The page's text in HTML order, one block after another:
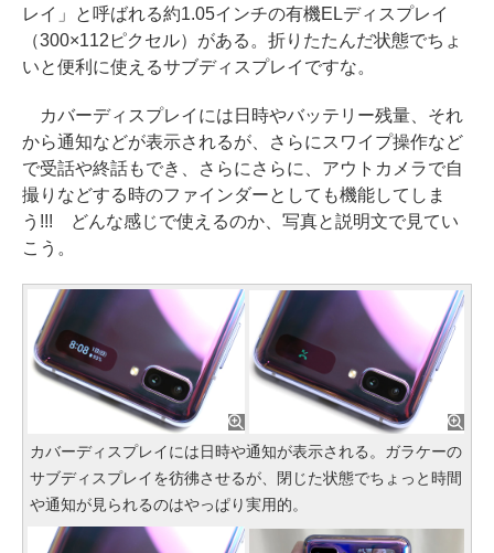
レイ」と呼ばれる約1.05インチの有機ELディスプレイ
（300×112ピクセル）がある。折りたたんだ状態でちょ
いと便利に使えるサブディスプレイですな。
カバーディスプレイには日時やバッテリー残量、それ
から通知などが表示されるが、さらにスワイプ操作など
で受話や終話もでき、さらにさらに、アウトカメラで自
撮りなどする時のファインダーとしても機能してしま
う!!! どんな感じで使えるのか、写真と説明文で見てい
こう。
カバーディスプレイには日時や通知が表示される。ガラケーの
サブディスプレイを彷彿させるが、閉じた状態でちょっと時間
や通知が見られるのはやっぱり実用的。